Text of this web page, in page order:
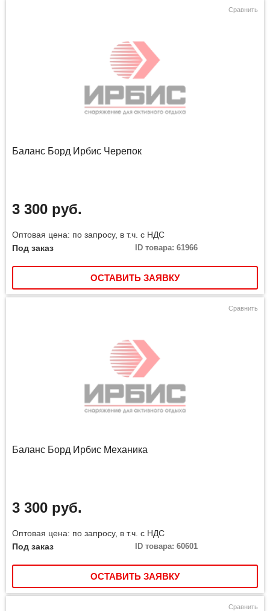
Сравнить
Баланс Борд Ирбис Черепок
3 300 руб.
Оптовая цена: по запросу, в т.ч. с НДС
Под заказ
ID товара: 61966
ОСТАВИТЬ ЗАЯВКУ
Сравнить
Баланс Борд Ирбис Механика
3 300 руб.
Оптовая цена: по запросу, в т.ч. с НДС
Под заказ
ID товара: 60601
ОСТАВИТЬ ЗАЯВКУ
Сравнить